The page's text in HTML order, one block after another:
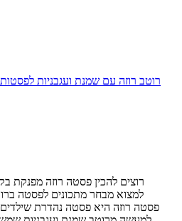
רוטב רוזה עם שמנת ועגבניות
רוצים להכין פסטה רוזה מפנקת
למצוא מבחר מתכונים לפסטה
פסטה רוזה היא פסטה נהדרת